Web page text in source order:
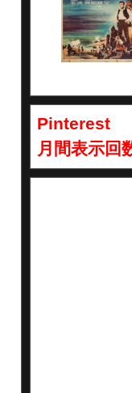
Pinterest
月間表示回